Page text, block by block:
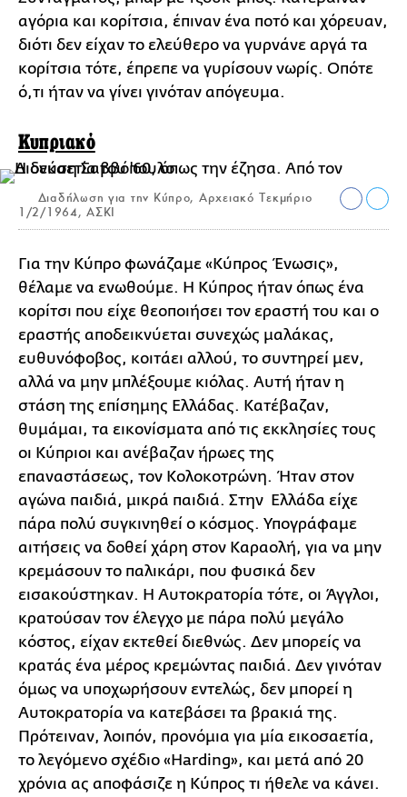
αγόρια και κορίτσια, έπιναν ένα ποτό και χόρευαν,
διότι δεν είχαν το ελεύθερο να γυρνάνε αργά τα
κορίτσια τότε, έπρεπε να γυρίσουν νωρίς. Οπότε
ό,τι ήταν να γίνει γινόταν απόγευμα.
Κυπριακό
Διαδήλωση για την Κύπρο, Αρχειακό Τεκμήριο
1/2/1964, ΑΣΚΙ
Για την Κύπρο φωνάζαμε «Κύπρος Ένωσις»,
θέλαμε να ενωθούμε. Η Κύπρος ήταν όπως ένα
κορίτσι που είχε θεοποιήσει τον εραστή του και ο
εραστής αποδεικνύεται συνεχώς μαλάκας,
ευθυνόφοβος, κοιτάει αλλού, το συντηρεί μεν,
αλλά να μην μπλέξουμε κιόλας. Αυτή ήταν η
στάση της επίσημης Ελλάδας. Κατέβαζαν,
θυμάμαι, τα εικονίσματα από τις εκκλησίες τους
οι Κύπριοι και ανέβαζαν ήρωες της
επαναστάσεως, τον Κολοκοτρώνη. Ήταν στον
αγώνα παιδιά, μικρά παιδιά. Στην Ελλάδα είχε
πάρα πολύ συγκινηθεί ο κόσμος. Υπογράφαμε
αιτήσεις να δοθεί χάρη στον Καραολή, για να μην
κρεμάσουν το παλικάρι, που φυσικά δεν
εισακούστηκαν. Η Αυτοκρατορία τότε, οι Άγγλοι,
κρατούσαν τον έλεγχο με πάρα πολύ μεγάλο
κόστος, είχαν εκτεθεί διεθνώς. Δεν μπορείς να
κρατάς ένα μέρος κρεμώντας παιδιά. Δεν γινόταν
όμως να υποχωρήσουν εντελώς, δεν μπορεί η
Αυτοκρατορία να κατεβάσει τα βρακιά της.
Πρότειναν, λοιπόν, προνόμια για μία εικοσαετία,
το λεγόμενο σχέδιο «Harding», και μετά από 20
χρόνια ας αποφάσιζε η Κύπρος τι ήθελε να κάνει.